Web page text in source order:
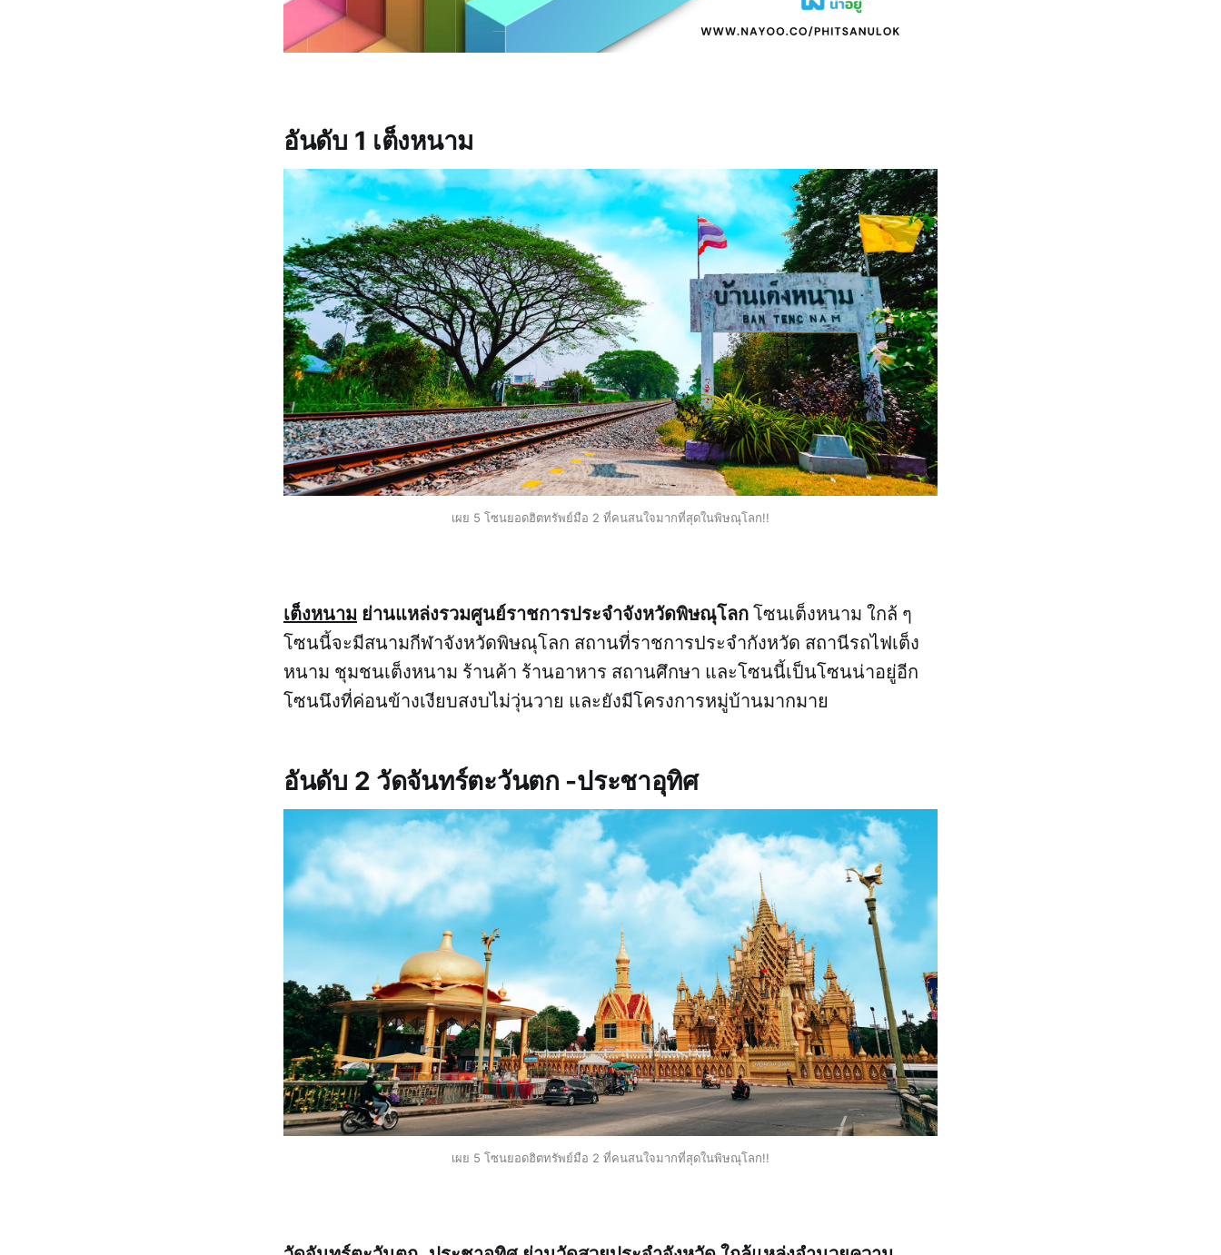
อันดับ 1 เต็งหนาม
เผย 5 โซนยอดฮิตทรัพย์มือ 2 ที่คนสนใจมากที่สุดในพิษณุโลก!!
เต็งหนาม ย่านแหล่งรวมศูนย์ราชการประจำจังหวัดพิษณุโลกโซนเต็งหนาม ใกล้ ๆ
โซนนี้จะมีสนามกีฬาจังหวัดพิษณุโลก สถานที่ราชการประจำกังหวัด สถานีรถไฟเต็ง
หนาม ชุมชนเต็งหนาม ร้านค้า ร้านอาหาร สถานศึกษา และโซนนี้เป็นโซนน่าอยู่อีก
โซนนึงที่ค่อนข้างเงียบสงบไม่วุ่นวาย และยังมีโครงการหมู่บ้านมากมาย
อันดับ 2 วัดจันทร์ตะวันตก -ประชาอุทิศ
เผย 5 โซนยอดฮิตทรัพย์มือ 2 ที่คนสนใจมากที่สุดในพิษณุโลก!!